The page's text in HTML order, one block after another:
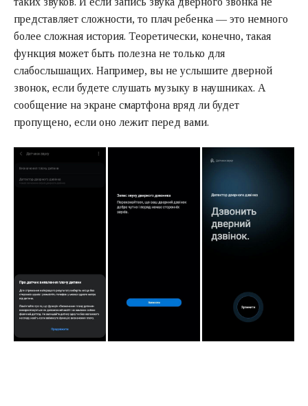
представляет сложности, то плач ребенка — это немного
более сложная история. Теоретически, конечно, такая
функция может быть полезна не только для
слабослышащих. Например, вы не услышите дверной
звонок, если будете слушать музыку в наушниках. А
сообщение на экране смартфона вряд ли будет
пропущено, если оно лежит перед вами.